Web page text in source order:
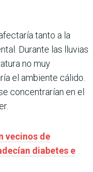
tanto a la
Durante las lluvias
no muy
el ambiente cálido.
concentrarían en el
vecinos de
diabetes e